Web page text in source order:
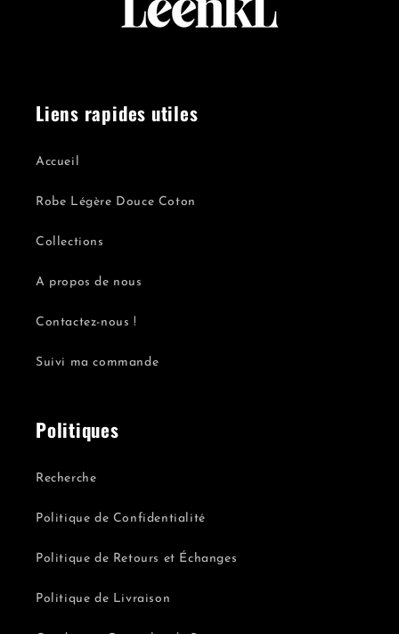
Liens rapides utiles
Accueil
Robe Légère Douce Coton
Collections
A propos de nous
Contactez-nous !
Suivi ma commande
Politiques
Recherche
Politique de Confidentialité
Politique de Retours et Échanges
Politique de Livraison